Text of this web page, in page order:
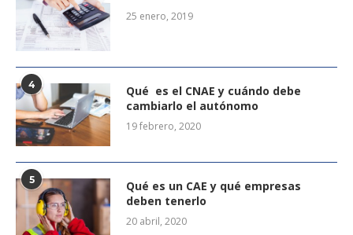
25 enero, 2019
4
Qué es el CNAE y cuándo debe
cambiarlo el autónomo
19 febrero, 2020
5
Qué es un CAE y qué empresas
deben tenerlo
20 abril, 2020